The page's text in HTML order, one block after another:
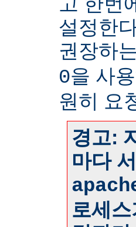
설정한
권장하
0을 사
원히 요
경고:
마다
로세